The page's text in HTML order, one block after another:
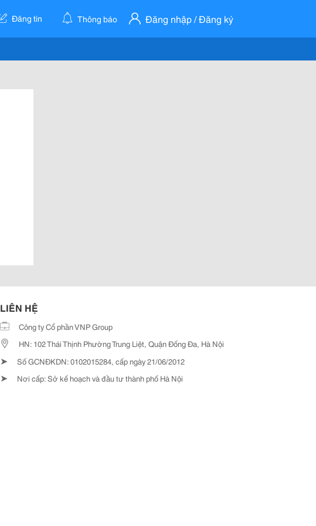
Đăng tin Thông báo Đăng nhập / Đăng ký
LIÊN HỆ
Công ty Cổ phần VNP Group
HN: 102 Thái Thịnh Phường Trung Liệt, Quận Đống Đa, Hà Nội
➤ Số GCNĐKDN: 0102015284, cấp ngày 21/06/2012
➤ Nơi cấp: Sở kế hoạch và đầu tư thành phố Hà Nội